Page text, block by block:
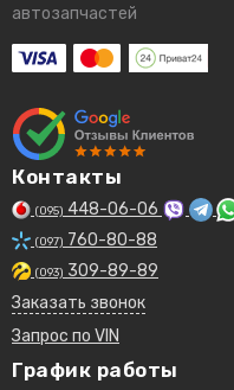
автозапчастей
Контакты
(095) 448-06-06
(097) 760-80-88
(093) 309-89-89
Заказать звонок
Запрос по VIN
График работы